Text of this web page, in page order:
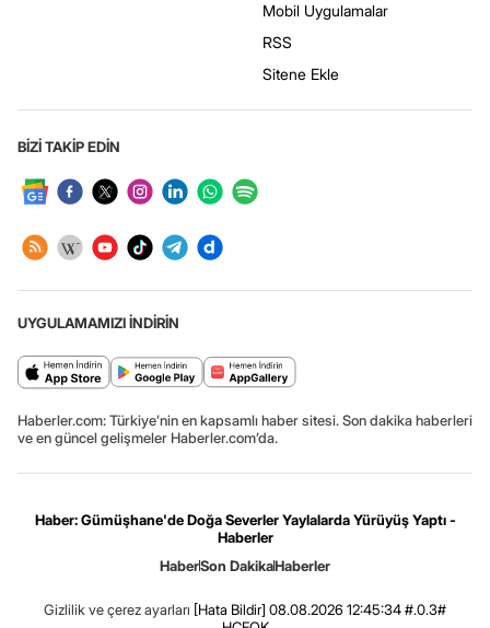
Mobil Uygulamalar
RSS
Sitene Ekle
BİZİ TAKİP EDİN
UYGULAMAMIZI İNDİRİN
Haberler.com: Türkiye’nin en kapsamlı haber sitesi. Son dakika haberleri
ve en güncel gelişmeler Haberler.com’da.
Haber: Gümüşhane'de Doğa Severler Yaylalarda Yürüyüş Yaptı -
Haberler
HaberSon DakikaHaberler
Gizlilik ve çerez ayarları [Hata Bildir] 08.08.2026 12:45:34 #.0.3#